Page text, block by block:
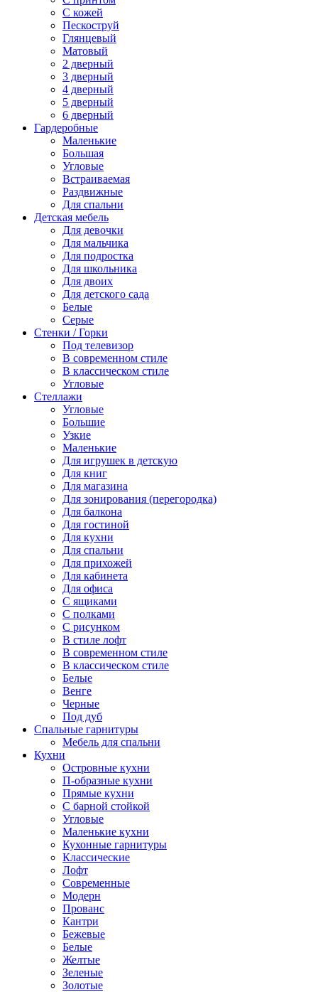
С кожей
Пескоструй
Глянцевый
Матовый
2 дверный
3 дверный
4 дверный
5 дверный
6 дверный
Гардеробные
Маленькие
Большая
Угловые
Встраиваемая
Раздвижные
Для спальни
Детская мебель
Для девочки
Для мальчика
Для подростка
Для школьника
Для двоих
Для детского сада
Белые
Серые
Стенки / Горки
Под телевизор
В современном стиле
В классическом стиле
Угловые
Стеллажи
Угловые
Большие
Узкие
Маленькие
Для игрушек в детскую
Для книг
Для магазина
Для зонирования (перегородка)
Для балкона
Для гостиной
Для кухни
Для спальни
Для прихожей
Для кабинета
Для офиса
С ящиками
С полками
С рисунком
В стиле лофт
В современном стиле
В классическом стиле
Белые
Венге
Черные
Под дуб
Спальные гарнитуры
Мебель для спальни
Кухни
Островные кухни
П-образные кухни
Прямые кухни
С барной стойкой
Угловые
Маленькие кухни
Кухонные гарнитуры
Классические
Лофт
Современные
Модерн
Прованс
Кантри
Бежевые
Белые
Желтые
Зеленые
Золотые